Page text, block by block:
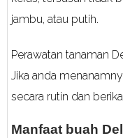
jambu, atau putih.
Perawatan tanaman
Jika anda
secara rutin dan
Manfaat buah